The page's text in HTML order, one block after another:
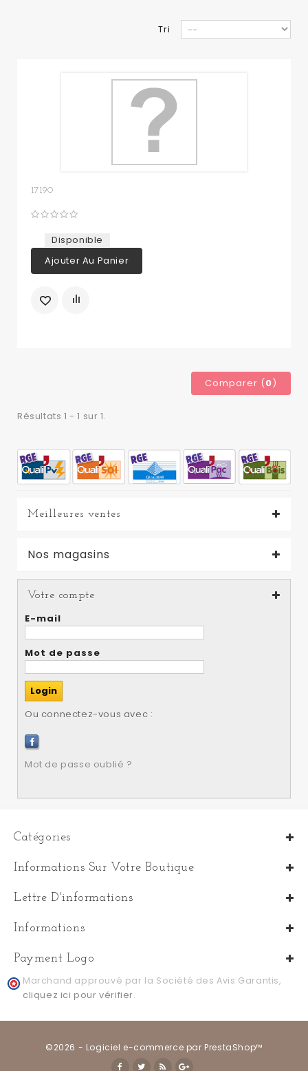
Tri
17190
Disponible
Ajouter Au Panier
Comparer (0)
Résultats 1 - 1 sur 1.
Meilleures ventes
Nos magasins
Votre compte
E-mail
Mot de passe
Ou connectez-vous avec :
Mot de passe oublié ?
Catégories
Informations Sur Votre Boutique
Lettre D'informations
Informations
©2026 - Logiciel e-commerce par PrestaShop™
Payment Logo
Marchand approuvé par la Société des Avis Garantis,
cliquez ici pour vérifier.